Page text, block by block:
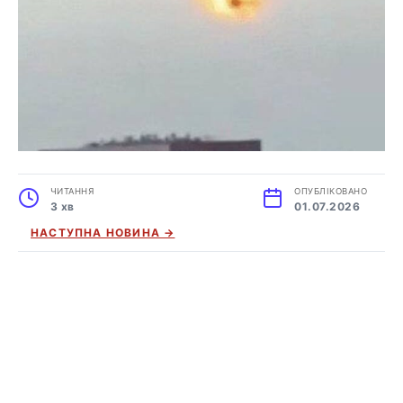
ЧИТАННЯ
3 хв
ОПУБЛІКОВАНО
01.07.2026
НАСТУПНА НОВИНА →